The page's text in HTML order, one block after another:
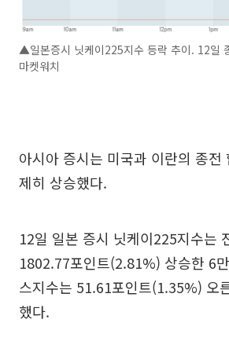
▲일본증시 닛케이225지수 등락 추이. 12일
마켓워치
아시아 증시는 미국과 이란의 종전
제히 상승했다.
12일 일본 증시 닛케이225지수는
1802.77포인트(2.81%) 상승한 6
스지수는 51.61포인트(1.35%) 오
했다.